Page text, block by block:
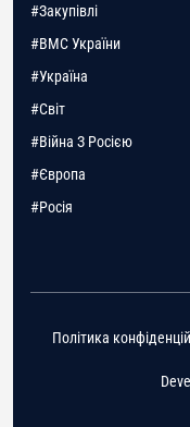
#Закупівлі
#ВМС України
#Україна
#Світ
#Війна З Росією
#Європа
#Росія
Політика